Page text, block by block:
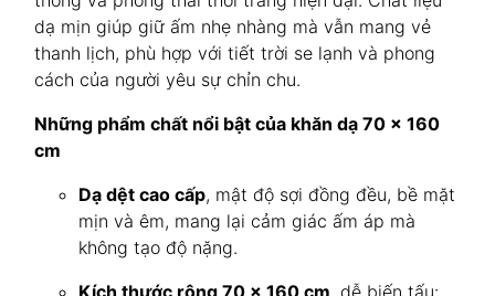
dạ mịn giúp giữ ấm nhẹ nhàng mà vẫn mang vẻ
thanh lịch, phù hợp với tiết trời se lạnh và phong
cách của người yêu sự chỉn chu.
Những phẩm chất nổi bật của khăn dạ 70 × 160
cm
Dạ dệt cao cấp, mật độ sợi đồng đều, bề mặt
mịn và êm, mang lại cảm giác ấm áp mà
không tạo độ nặng.
Kích thước rộng 70 × 160 cm , dễ biến tấu: